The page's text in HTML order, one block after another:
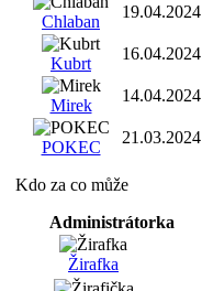
Chlaban
19.04.2024
Kubrt
16.04.2024
Mirek
14.04.2024
POKEC
21.03.2024
Kdo za co může
Administrátorka
Žirafka